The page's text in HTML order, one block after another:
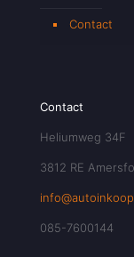
Contact
Contact
Heliumweg 34F
3812 RE
085-7600144